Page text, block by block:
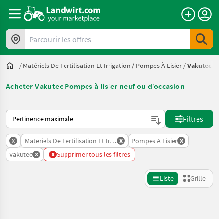
Parcourir les offres
/ Matériels De Fertilisation Et Irrigation / Pompes À Lisier /Vakutec
Acheter Vakutec Pompes à lisier neuf ou d’occasion
Voici comment les annonces sont triées sur Landwirt.com
Filtres
x Materiels De Fertilisation Et Irrigation
x Pompes A Lisier x
Vakutec x x Supprimer tous les filtres
Liste Grille